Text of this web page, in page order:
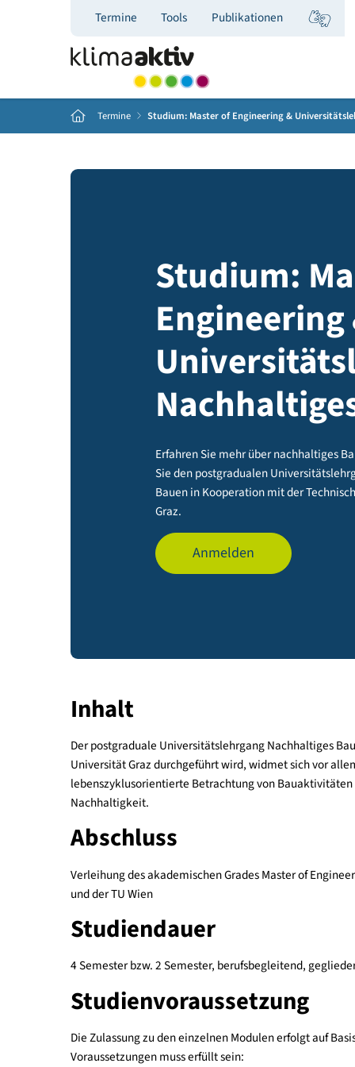
Termine Tools Publikationen
Studium:
Erfahren Sie mehr über
Bauen in Kooperation mit der
Inhalt
Der postgraduale Universitätslehrgang
Universität Graz durchgeführt wird, widmet sich
lebenszyklusorientierte Betrachtung von
Nachhaltigkeit.
Abschluss
Verleihung des akademischen Grades Master of
und der TU Wien
Studiendauer